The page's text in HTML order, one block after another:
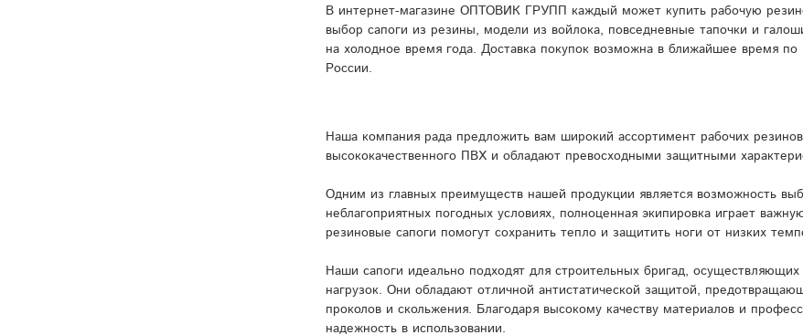
В интернет-магазине ОПТОВИК ГРУПП каждый может купить рабочую
выбор сапоги из резины, модели из войлока, повседневные тапочки и
на холодное время года. Доставка покупок возможна в ближайшее время
России.
Наша компания рада предложить вам широкий ассортимент рабочих
высококачественного ПВХ и обладают превосходными защитными
Одним из главных преимуществ нашей продукции является возможность
неблагоприятных погодных условиях, полноценная экипировка играет
резиновые сапоги помогут сохранить тепло и защитить ноги от низких
Наши сапоги идеально подходят для строительных бригад,
нагрузок. Они обладают отличной антистатической защитой,
проколов и скольжения. Благодаря высокому качеству материалов и
надежность в использовании.